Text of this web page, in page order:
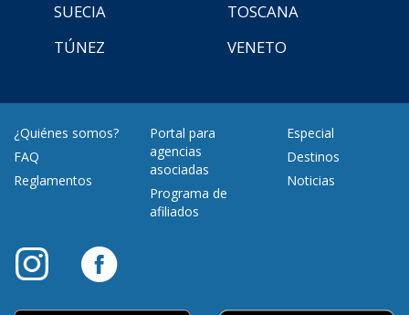
SUECIA
TOSCANA
TÚNEZ
VENETO
¿Quiénes somos?
FAQ
Reglamentos
Portal para
agencias
asociadas
Programa de
afiliados
Especial
Destinos
Noticias